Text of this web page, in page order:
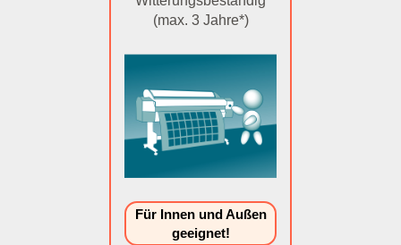
(max. 3 Jahre*)
Für Innen und Außen
geeignet!